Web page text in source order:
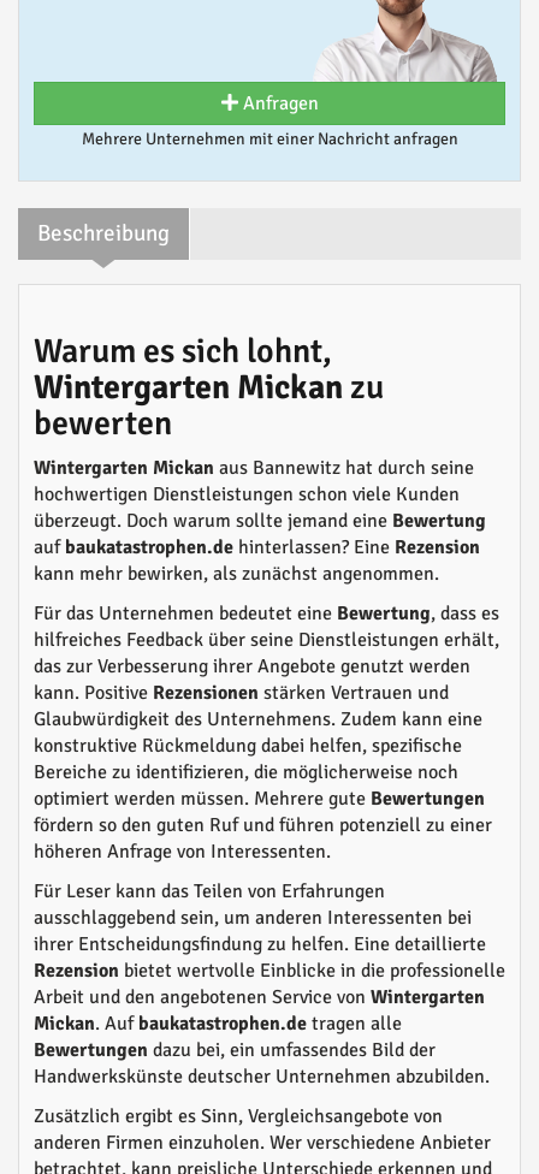
Anfragen
Mehrere Unternehmen mit einer Nachricht anfragen
Beschreibung
Warum es sich lohnt,
Wintergarten Mickan zu
bewerten
Wintergarten Mickan aus Bannewitz hat durch seine
hochwertigen Dienstleistungen schon viele Kunden
überzeugt. Doch warum sollte jemand eine Bewertung
auf baukatastrophen.de hinterlassen? Eine Rezension
kann mehr bewirken, als zunächst angenommen.
Für das Unternehmen bedeutet eine Bewertung, dass es
hilfreiches Feedback über seine Dienstleistungen erhält,
das zur Verbesserung ihrer Angebote genutzt werden
kann. Positive Rezensionen stärken Vertrauen und
Glaubwürdigkeit des Unternehmens. Zudem kann eine
konstruktive Rückmeldung dabei helfen, spezifische
Bereiche zu identifizieren, die möglicherweise noch
optimiert werden müssen. Mehrere gute Bewertungen
fördern so den guten Ruf und führen potenziell zu einer
höheren Anfrage von Interessenten.
Für Leser kann das Teilen von Erfahrungen
ausschlaggebend sein, um anderen Interessenten bei
ihrer Entscheidungsfindung zu helfen. Eine detaillierte
Rezension bietet wertvolle Einblicke in die professionelle
Arbeit und den angebotenen Service von Wintergarten
Mickan. Auf baukatastrophen.de tragen alle
Bewertungen dazu bei, ein umfassendes Bild der
Handwerkskünste deutscher Unternehmen abzubilden.
Zusätzlich ergibt es Sinn, Vergleichsangebote von
anderen Firmen einzuholen. Wer verschiedene Anbieter
betrachtet, kann preisliche Unterschiede erkennen und